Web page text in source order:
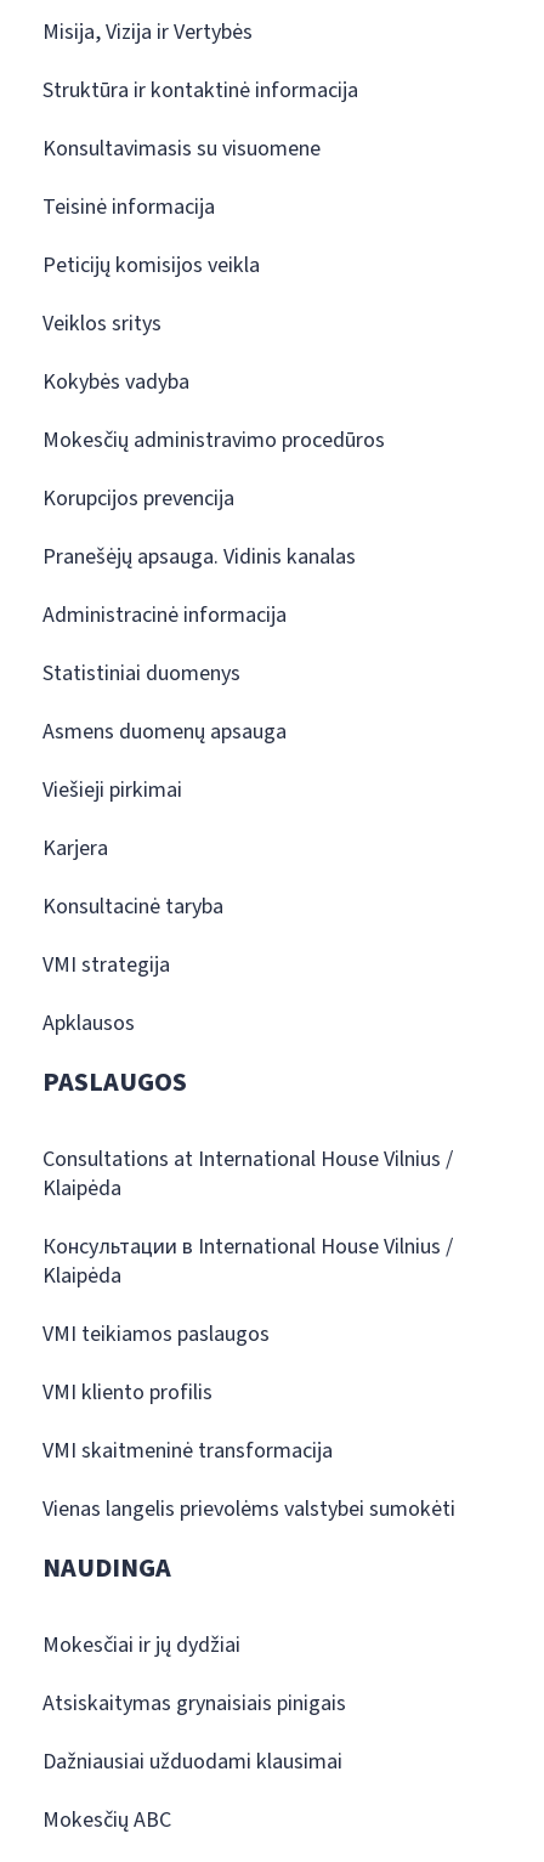
Misija, Vizija ir Vertybės
Struktūra ir kontaktinė informacija
Konsultavimasis su visuomene
Teisinė informacija
Peticijų komisijos veikla
Veiklos sritys
Kokybės vadyba
Mokesčių administravimo procedūros
Korupcijos prevencija
Pranešėjų apsauga. Vidinis kanalas
Administracinė informacija
Statistiniai duomenys
Asmens duomenų apsauga
Viešieji pirkimai
Karjera
Konsultacinė taryba
VMI strategija
Apklausos
PASLAUGOS
Consultations at International House Vilnius /
Klaipėda
Консультации в International House Vilnius /
Klaipėda
VMI teikiamos paslaugos
VMI kliento profilis
VMI skaitmeninė transformacija
Vienas langelis prievolėms valstybei sumokėti
NAUDINGA
Mokesčiai ir jų dydžiai
Atsiskaitymas grynaisiais pinigais
Dažniausiai užduodami klausimai
Mokesčių ABC